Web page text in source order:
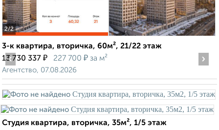
2/2
3-к квартира, вторичка, 60м², 21/22 этаж
13 730 337 ₽ 227 700 ₽ за м²
Агентство, 07.08.2026
‹ ›
Студия квартира, вторичка, 35м², 1/5 этаж